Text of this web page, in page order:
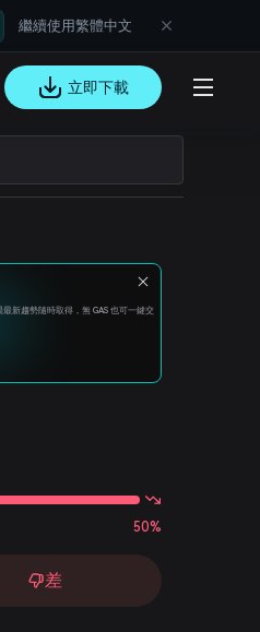
繼續使用繁體中文
立即下載
新趨勢隨時取得，無 GAS 也可一鍵交
50%
差